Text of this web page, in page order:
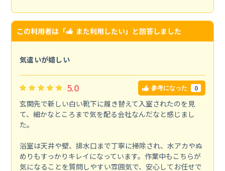
この利用者は「 また利用したい」と回答しました
気遣いが嬉しい
5.0 参考になった 0
玄関先で新しい白い靴下に履き替えて入室されたのを見
て、細かなところまで気を配る会社なんだなと感じまし
た。
浴室は天井や壁、排水口まで丁寧に掃除され、水アカやぬ
めりもすっかりキレイになっています。作業中もこちらが
気になることを質問しやすい雰囲気で、安心してお任せで